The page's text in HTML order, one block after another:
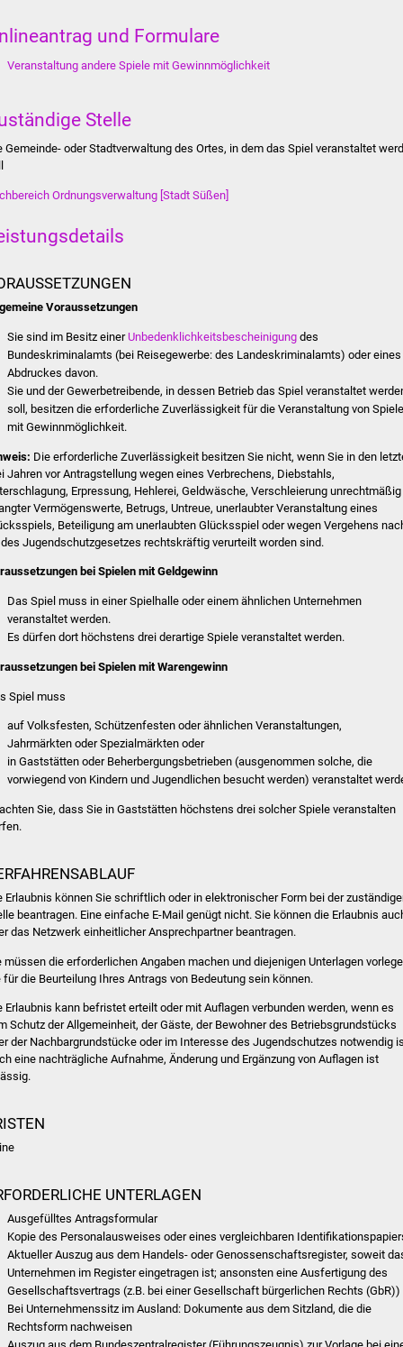
und Formulare
Veranstaltung andere Spiele mit Gewinnmöglichkeit
Stelle
Gemeinde- oder Stadtverwaltung des Ortes, in dem das Spiel veranstaltet
Ordnungsverwaltung [Stadt Süßen]
Voraussetzungen
Sie sind im Besitz einerUnbedenklichkeitsbescheinigung des
Bundeskriminalamts (bei Reisegewerbe: des Landeskriminalamts) oder eines
Abdruckes davon.
Sie und der Gewerbetreibende, in dessen Betrieb das Spiel veranstaltet
soll, besitzen die erforderliche Zuverlässigkeit für die Veranstaltung von
mit Gewinnmöglichkeit.
Die erforderliche Zuverlässigkeit besitzen Sie nicht, wenn Sie in den
Jahren vor Antragstellung wegen eines Verbrechens, Diebstahls,
Erpressung, Hehlerei, Geldwäsche, Verschleierung unrechtmäßig
Vermögenswerte, Betrugs, Untreue, unerlaubter Veranstaltung eines
Beteiligung am unerlaubten Glücksspiel oder wegen Vergehens
Jugendschutzgesetzes rechtskräftig verurteilt worden sind.
bei Spielen mit Geldgewinn
Das Spiel muss in einer Spielhalle oder einem ähnlichen Unternehmen
veranstaltet werden.
Es dürfen dort höchstens drei derartige Spiele veranstaltet werden.
bei Spielen mit Warengewinn
Spiel muss
auf Volksfesten, Schützenfesten oder ähnlichen Veranstaltungen,
Jahrmärkten oder Spezialmärkten oder
in Gaststätten oder Beherbergungsbetrieben (ausgenommen solche, die
vorwiegend von Kindern und Jugendlichen besucht werden) veranstaltet
Sie, dass Sie in Gaststätten höchstens drei solcher Spiele veranstalten
Erlaubnis können Sie schriftlich oder in elektronischer Form bei der
beantragen. Eine einfache E-Mail genügt nicht. Sie können die Erlaubnis
das Netzwerk einheitlicher Ansprechpartner beantragen.
müssen die erforderlichen Angaben machen und diejenigen Unterlagen
für die Beurteilung Ihres Antrags von Bedeutung sein können.
Erlaubnis kann befristet erteilt oder mit Auflagen verbunden werden, wenn es
Schutz der Allgemeinheit, der Gäste, der Bewohner des Betriebsgrundstücks
der Nachbargrundstücke oder im Interesse des Jugendschutzes notwendig
eine nachträgliche Aufnahme, Änderung und Ergänzung von Auflagen ist
UNTERLAGEN
Ausgefülltes Antragsformular
Kopie des Personalausweises oder eines vergleichbaren
Aktueller Auszug aus dem Handels- oder Genossenschaftsregister, soweit
Unternehmen im Register eingetragen ist; ansonsten eine Ausfertigung des
Gesellschaftsvertrags (z.B. bei einer Gesellschaft bürgerlichen Rechts (GbR))
Bei Unternehmenssitz im Ausland: Dokumente aus dem Sitzland, die die
Rechtsform nachweisen